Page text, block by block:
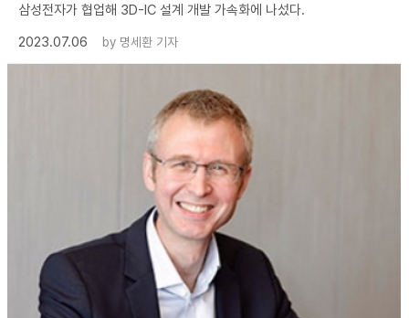
삼성전자가 협업해 3D-IC 설계 개발 가속화에 나섰다.
2023.07.06
by 명세환 기자